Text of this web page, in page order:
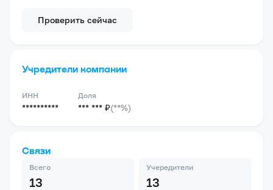
Проверить сейчас
Учредители компании
ИНН
**********
Доля
*** *** ₽(**%)
Связи
Всего
13
Учередители
13